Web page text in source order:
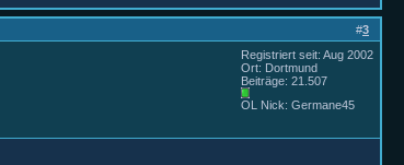
#3
Registriert seit: Aug 2002
Ort: Dortmund
Beiträge: 21.507
OL Nick: Germane45